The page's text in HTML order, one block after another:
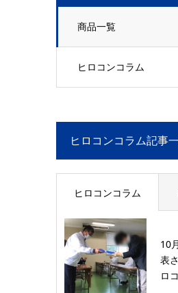
商品一覧
ヒロコンコラム
ヒロコンコラム記事
ヒロコンコラム
10
表
ロ